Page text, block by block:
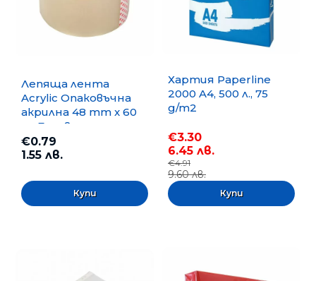
Лепяща лента
Acrylic Опаковъчна
акрилна 48 mm x 60
m, Безцветна
€0.79
1.55 лв.
Хартия Paperline
2000 A4, 500 л., 75
g/m2
€3.30
6.45 лв.
€4.91
9.60 лв.